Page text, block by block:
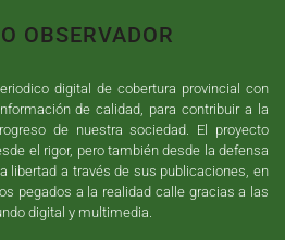
OBSERVADOR
digital de cobertura provincial con
de calidad, para contribuir a la
de nuestra sociedad. El proyecto
el rigor, pero también desde la defensa
libertad a través de sus publicaciones, en
pegados a la realidad calle gracias a las
digital y multimedia.